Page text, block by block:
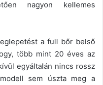
nagyon kellemes
a full bőr belső
több mint 20 éves az
egyáltalán nincs rossz
sem úszta meg a